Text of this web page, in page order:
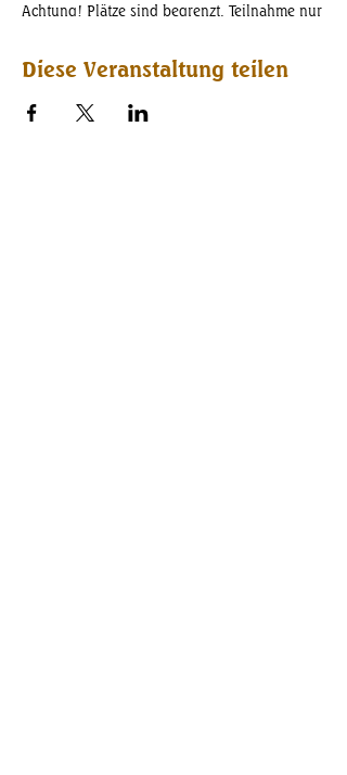
Achtung! Plätze sind begrenzt. Teilnahme nur
Diese Veranstaltung teilen